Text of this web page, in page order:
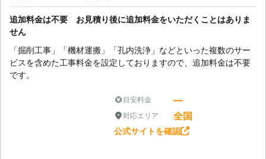
追加料金は不要 お見積り後に追加料金をいただくことはありま
せん
「掘削工事」「機材運搬」「孔内洗浄」などといった複数のサー
ビスを含めた工事料金を設定しておりますので、追加料金は不要
です。
目安料金 ―
対応エリア 全国
公式サイトを確認